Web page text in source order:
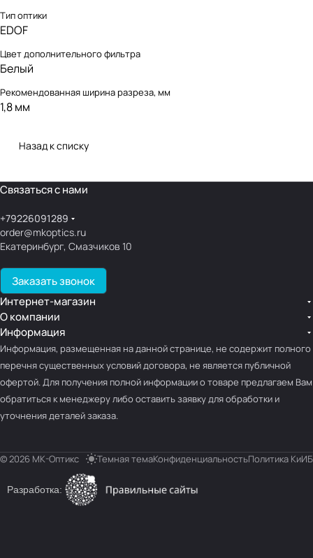
Тип оптики
EDOF
Цвет дополнительного фильтра
Белый
Рекомендованная ширина разреза, мм
1,8 мм
Назад к списку
Связаться с нами
+79226091289
order@mkoptics.ru
Екатеринбург, Смазчиков 10
Заказать звонок
Интернет-магазин
О компании
Информация
Информация, размещенная на данной странице, не содержит полного
перечня существенных условий договора, не является публичной
офертой. Для получения полной информации о товаре предлагаем Вам
обратиться к менеджеру либо оставить заявку для обработки и
уточнения деталей заказа.
© 2026 МК-Оптикс Темная темаКонфиденциальностьПолитика КиИБ
Разработка: